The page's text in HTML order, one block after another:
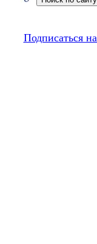
Подписаться